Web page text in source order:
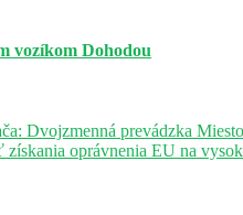
vozíkom Dohodou
Dvojzmenná prevádzka
získania oprávnenia EU na